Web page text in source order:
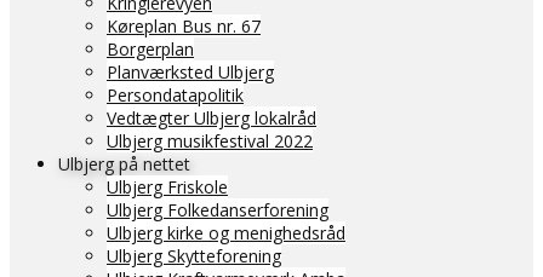
Køreplan Bus nr. 67
Borgerplan
Planværksted Ulbjerg
Persondatapolitik
Vedtægter Ulbjerg lokalråd
Ulbjerg musikfestival 2022
Ulbjerg på nettet
Ulbjerg Friskole
Ulbjerg Folkedanserforening
Ulbjerg kirke og menighedsråd
Ulbjerg Skytteforening